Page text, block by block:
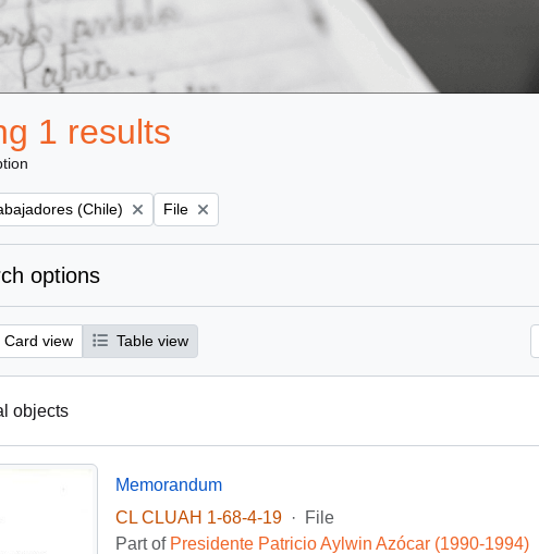
1 results
(Chile) Remove filter:
File
options
Card view Table view
objects
Memorandum
CL CLUAH 1-68-4-19
·
File
Part of Presidente Patricio Aylwin Azócar (1990-1994)